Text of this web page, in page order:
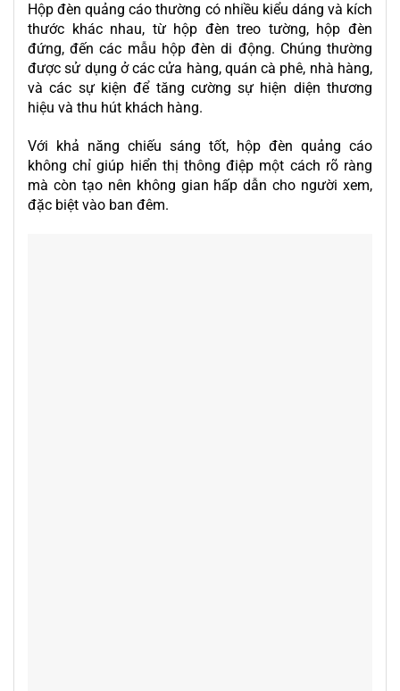
Hộp đèn quảng cáo thường có nhiều kiểu dáng và kích
thước khác nhau, từ hộp đèn treo tường, hộp đèn
đứng, đến các mẫu hộp đèn di động. Chúng thường
được sử dụng ở các cửa hàng, quán cà phê, nhà hàng,
và các sự kiện để tăng cường sự hiện diện thương
hiệu và thu hút khách hàng.
Với khả năng chiếu sáng tốt, hộp đèn quảng cáo
không chỉ giúp hiển thị thông điệp một cách rõ ràng
mà còn tạo nên không gian hấp dẫn cho người xem,
đặc biệt vào ban đêm.